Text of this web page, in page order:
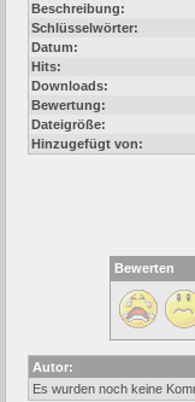
Beschreibung:
Schlüsselwörter:
Datum:
Hits:
Downloads:
Bewertung:
Dateigröße:
Hinzugefügt von:
Bewerten
Autor:
Es wurden noch keine